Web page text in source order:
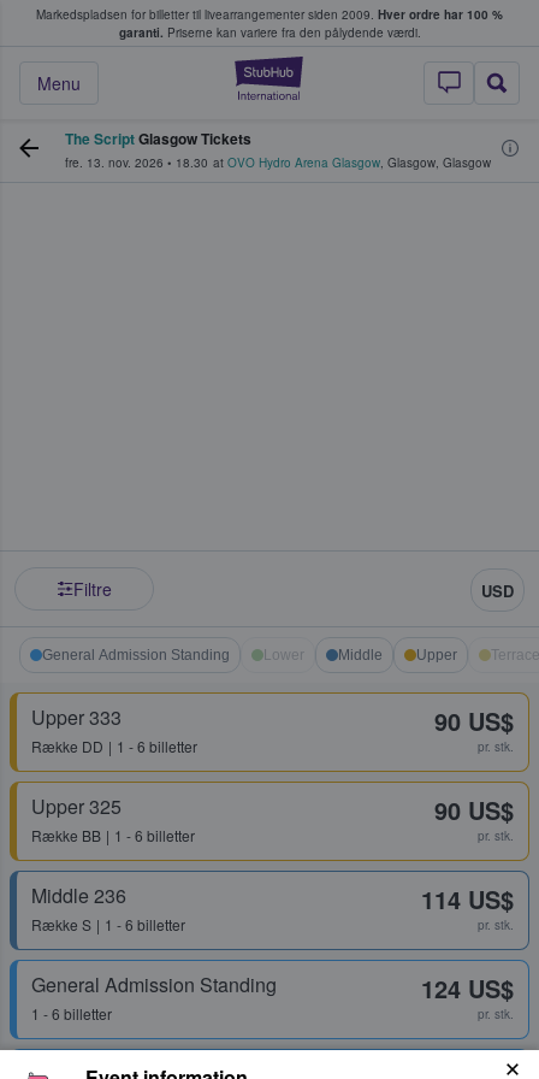
Markedspladsen for billetter til livearrangementer siden 2009. Hver ordre har 100 %
garanti. Priserne kan variere fra den pålydende værdi.
StubHub - Hvor
Menu
køber og sælger billetter
The ScriptGlasgow Tickets
fre. 13. nov. 2026 • 18.30 at OVO Hydro Arena Glasgow, Glasgow, Glasgow
Filtre USD
General Admission Standing Lower Middle Upper Terrace
Upper 333
Række DD 1 - 6 billetter
90 US$
pr. stk.
Upper 325
Række BB 1 - 6 billetter
90 US$
pr. stk.
Middle 236
Række S 1 - 6 billetter
114 US$
pr. stk.
General Admission Standing
1 - 6 billetter
124 US$
pr. stk.